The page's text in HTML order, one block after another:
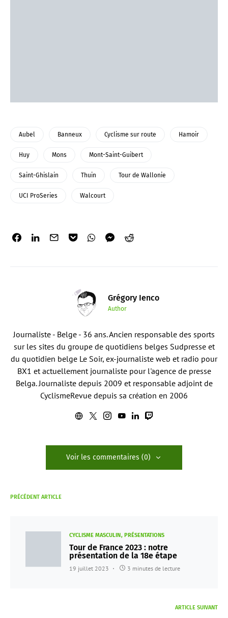
Aubel Banneux Cyclisme sur route Hamoir
Huy Mons Mont-Saint-Guibert
Saint-Ghislain Thuin Tour de Wallonie
UCI ProSeries Walcourt
Grégory Ienco
Author
Journaliste - Belge - 36 ans. Ancien responsable des sports
sur les sites du groupe de quotidiens belges Sudpresse et
du quotidien belge Le Soir, ex-journaliste web et radio pour
BX1 et actuellement journaliste pour l'agence de presse
Belga. Journaliste depuis 2009 et responsable adjoint de
CyclismeRevue depuis sa création en 2006
Voir les commentaires (0)
PRÉCÉDENT ARTICLE
CYCLISME MASCULIN PRÉSENTATIONS
Tour de France 2023 : notre
présentation de la 18e étape
19 juillet 2023 3 minutes de lecture
ARTICLE SUIVANT